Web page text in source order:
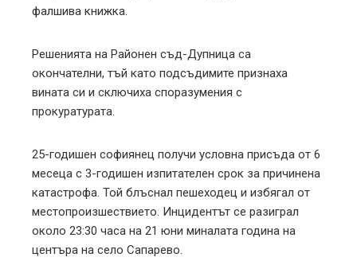
фалшива книжка.
Решенията на Районен съд-Дупница са
окончателни, тъй като подсъдимите признаха
вината си и сключиха споразумения с
прокуратурата.
25-годишен софиянец получи условна присъда от 6
месеца с 3-годишен изпитателен срок за причинена
катастрофа. Той блъснал пешеходец и избягал от
местопроизшествието. Инцидентът се разиграл
около 23:30 часа на 21 юни миналата година на
центъра на село Сапарево.